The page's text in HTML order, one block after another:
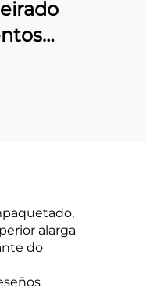
alarga
do